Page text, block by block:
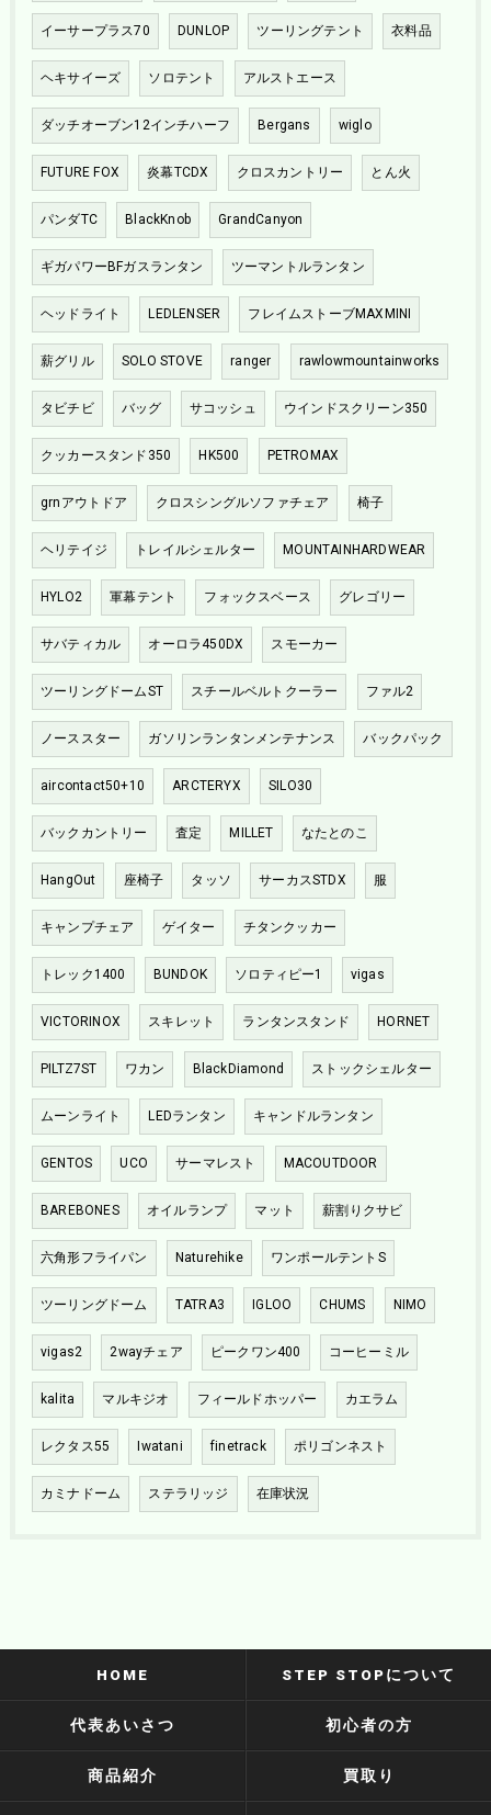
イーサープラス70 DUNLOP ツーリングテント 衣料品
ヘキサイーズ ソロテント アルストエース
ダッチオーブン12インチハーフ Bergans wiglo
FUTURE FOX 炎幕TCDX クロスカントリー とん火
パンダTC BlackKnob GrandCanyon
ギガパワーBFガスランタン ツーマントルランタン
ヘッドライト LEDLENSER フレイムストーブMAXMINI
薪グリル SOLO STOVE ranger rawlowmountainworks
タビチビ バッグ サコッシュ ウインドスクリーン350
クッカースタンド350 HK500 PETROMAX
grnアウトドア クロスシングルソファチェア 椅子
ヘリテイジ トレイルシェルター MOUNTAINHARDWEAR
HYLO2 軍幕テント フォックスベース グレゴリー
サバティカル オーロラ450DX スモーカー
ツーリングドームST スチールベルトクーラー ファル2
ノーススター ガソリンランタンメンテナンス バックパック
aircontact50+10 ARCTERYX SILO30
バックカントリー 査定 MILLET なたとのこ
HangOut 座椅子 タッソ サーカスSTDX 服
キャンプチェア ゲイター チタンクッカー
トレック1400 BUNDOK ソロティピー1 vigas
VICTORINOX スキレット ランタンスタンド HORNET
PILTZ7ST ワカン BlackDiamond ストックシェルター
ムーンライト LEDランタン キャンドルランタン
GENTOS UCO サーマレスト MACOUTDOOR
BAREBONES オイルランプ マット 薪割りクサビ
六角形フライパン Naturehike ワンポールテントS
ツーリングドーム TATRA3 IGLOO CHUMS NIMO
vigas2 2wayチェア ピークワン400 コーヒーミル
kalita マルキジオ フィールドホッパー カエラム
レクタス55 Iwatani finetrack ポリゴンネスト
カミナドーム ステラリッジ 在庫状況
HOME STEP STOPについて
代表あいさつ 初心者の方
商品紹介 買取り